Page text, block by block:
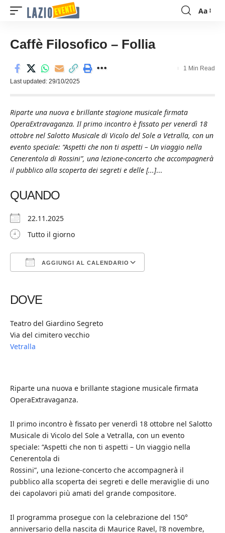
Font
Aa
Caffè Filosofico – Follia
Last updated: 29/10/2025
1 Min Read
Riparte una nuova e brillante stagione musicale firmata
OperaExtravaganza. Il primo incontro è fissato per venerdì 18
ottobre nel Salotto Musicale di Vicolo del Sole a Vetralla, con un
evento speciale: “Aspetti che non ti aspetti – Un viaggio nella
Cenerentola di Rossini”, una lezione-concerto che accompagnerà
il pubblico alla scoperta dei segreti e delle [...]...
QUANDO
22.11.2025
Tutto il giorno
AGGIUNGI AL CALENDARIO
DOVE
Teatro del Giardino Segreto
Via del cimitero vecchio
Vetralla
Riparte una nuova e brillante stagione musicale firmata
OperaExtravaganza.
Il primo incontro è fissato per venerdì 18 ottobre nel Salotto
Musicale di Vicolo del Sole a Vetralla, con un evento
speciale: “Aspetti che non ti aspetti – Un viaggio nella
Cenerentola di
Rossini”, una lezione-concerto che accompagnerà il
pubblico alla scoperta dei segreti e delle meraviglie di uno
dei capolavori più amati del grande compositore.
Il programma prosegue con la celebrazione del 150°
anniversario della nascita di Maurice Ravel, l’8 novembre,